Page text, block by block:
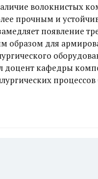
волокнистых
прочным и
появление
образом для
доцент кафедры